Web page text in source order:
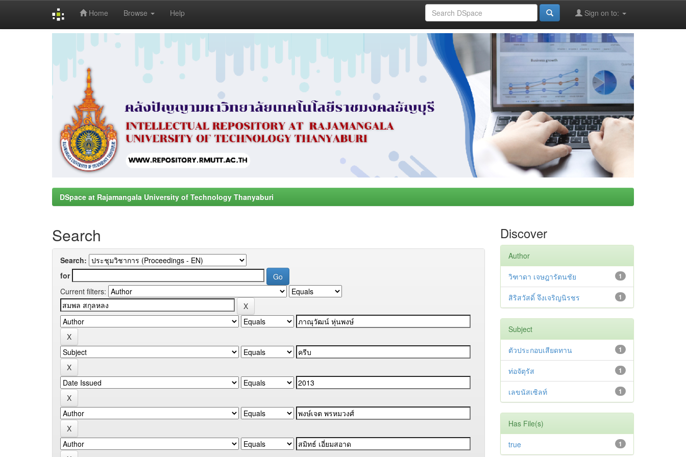
Home Browse Help Sign on to:
DSpace at Rajamangala University of Technology Thanyaburi
Search
Search:
for
Current filters:
Discover
Author
1
วิฑาดา เจษฎารัตนชัย
1
สิริสวัสดิ์ จึงเจริญนิรชร
Subject
1
ตัวประกอบเสียดทาน
1
ท่อจัตุรัส
1
เลขนัสเซิลท์
Has File(s)
1
true